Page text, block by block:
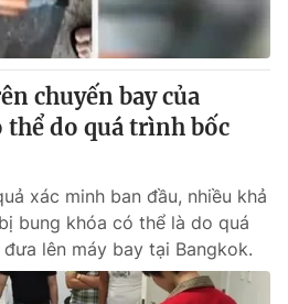
VTV
và báo điện tử số 483/GP-BTTTT
Thị Mỹ Hạnh, Phạm Quốc Thắng,
931 - 024.38 355 932
024.66 897 897
chuyến bay của
do quá trình bốc
xác minh ban đầu, nhiều khả
bung khóa có thể là do quá
lên máy bay tại Bangkok.